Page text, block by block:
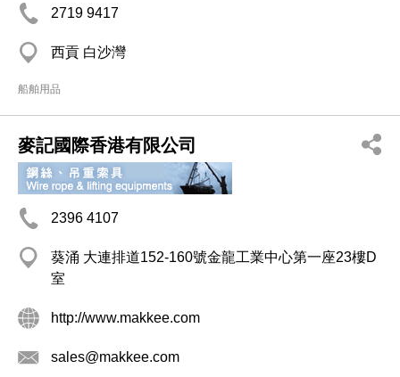
2719 9417
西貢 白沙灣
船舶用品
麥記國際香港有限公司
2396 4107
葵涌 大連排道152-160號金龍工業中心第一座23樓D
室
http://www.makkee.com
sales@makkee.com